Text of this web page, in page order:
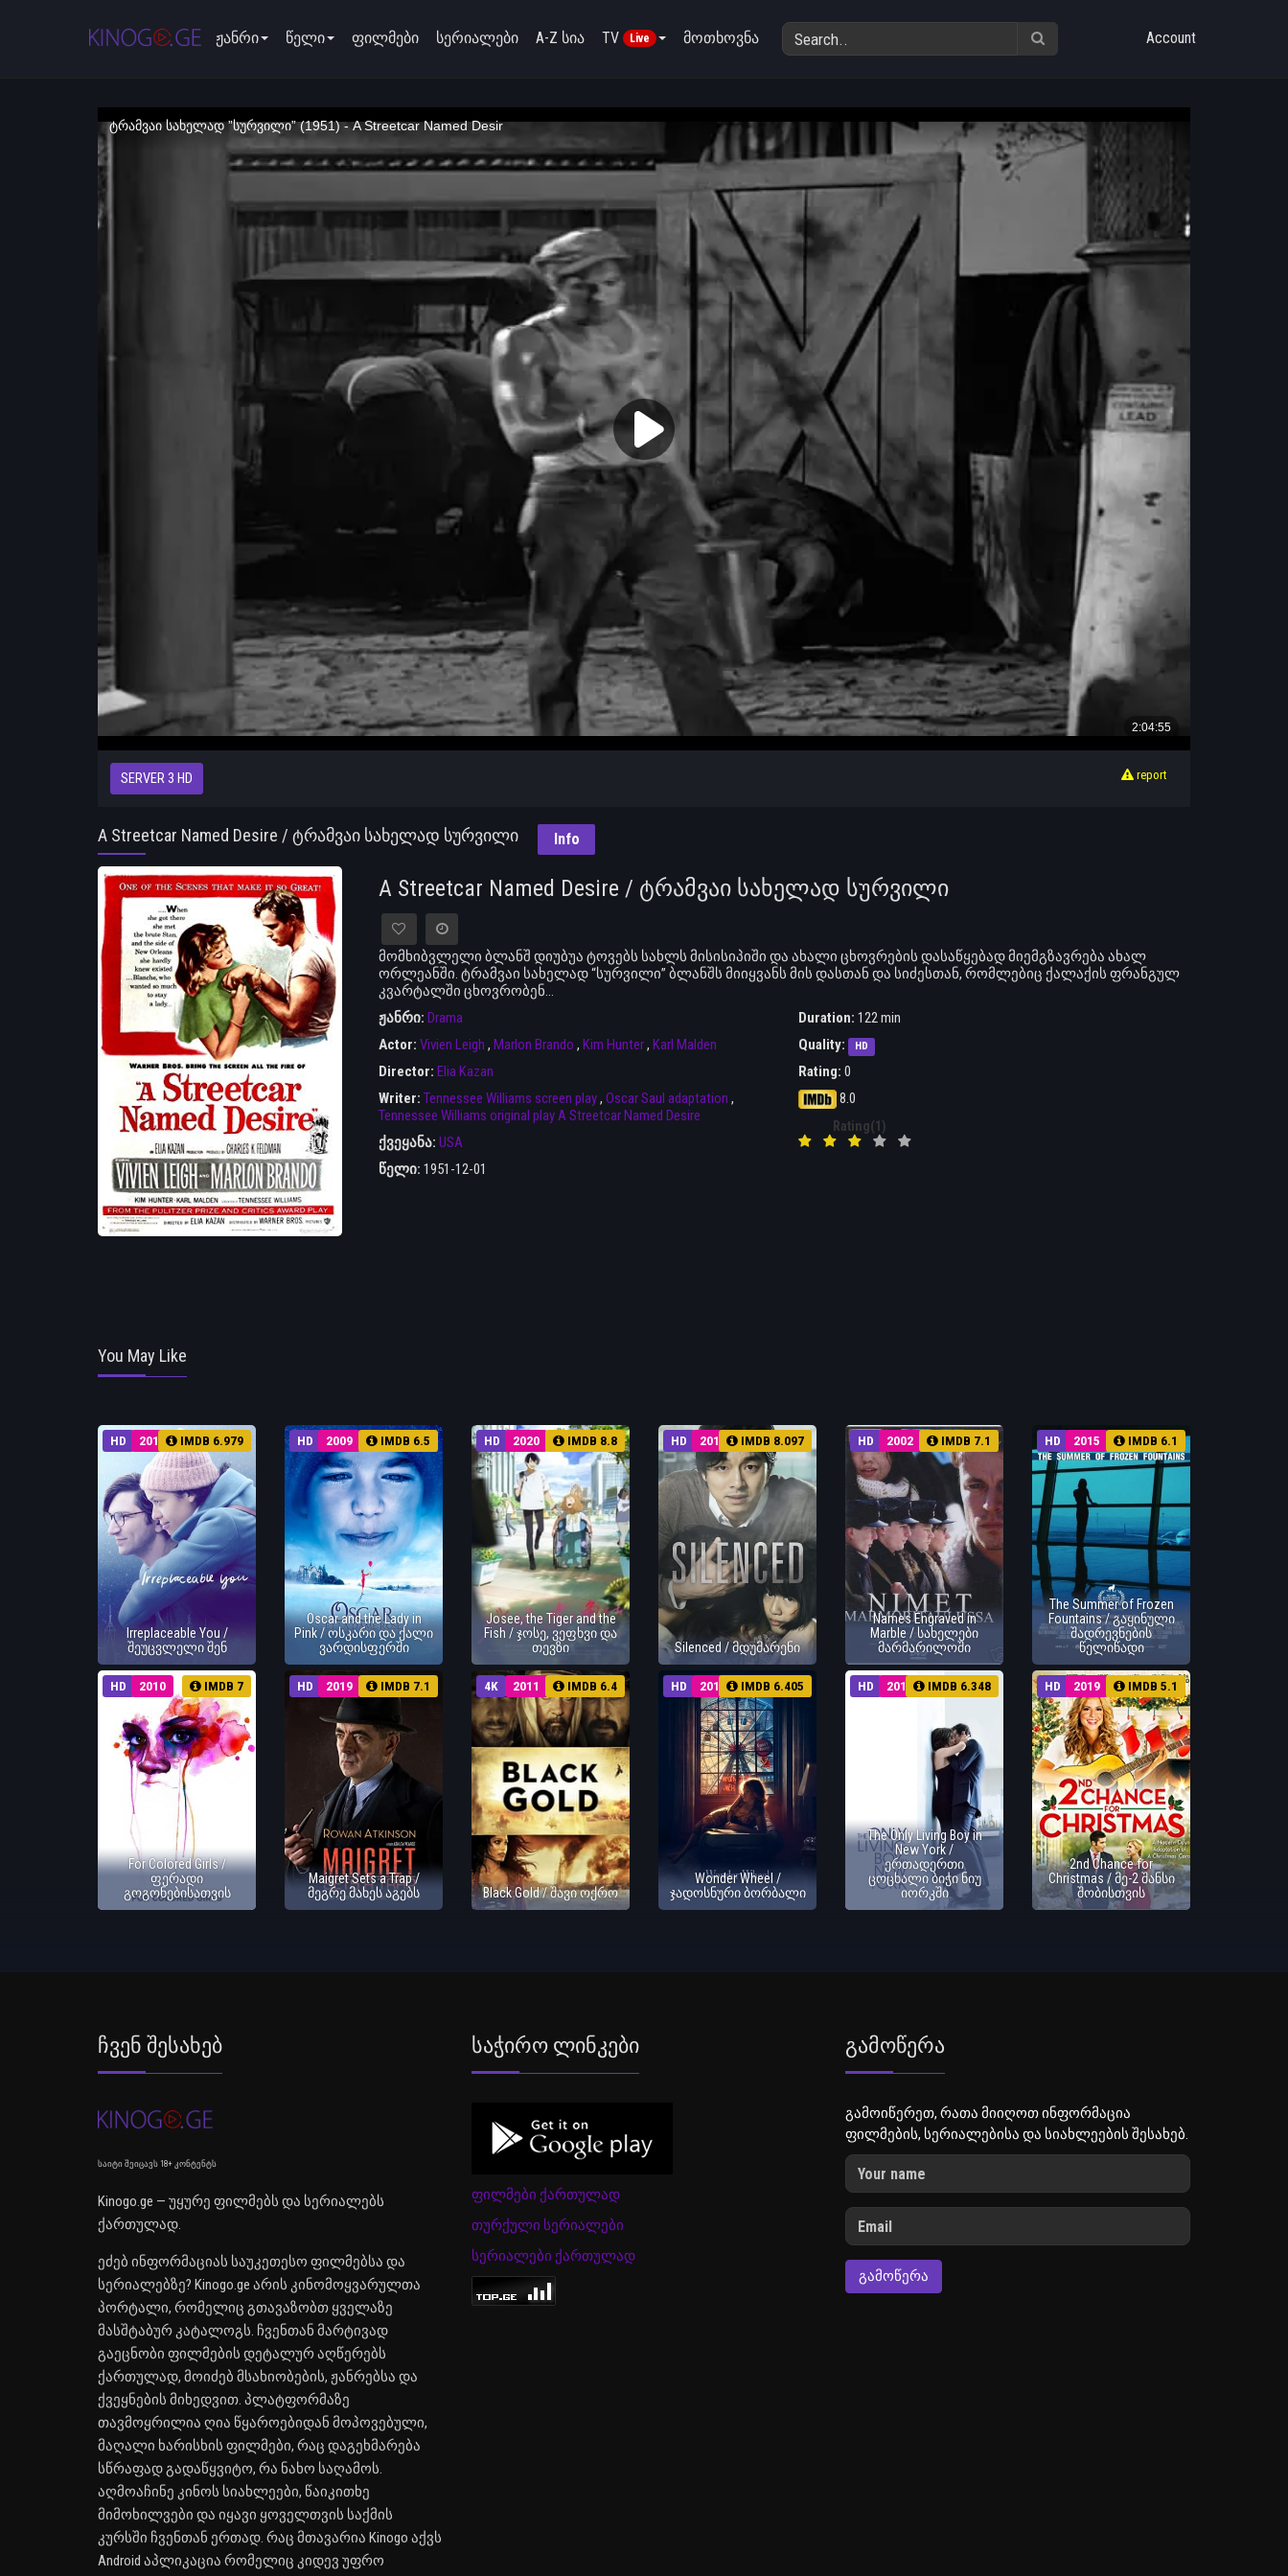
ჟანრი წელი ფილმები სერიალები A-Z სია TV Live მოთხოვნა Account
SERVER 3 HD report
A Streetcar Named Desire / ტრამვაი სახელად სურვილი Info
A Streetcar Named Desire / ტრამვაი სახელად სურვილი
მომხიბვლელი ბლანშ დიუბუა ტოვებს სახლს მისისიპიში და ახალი ცხოვრების დასაწყებად მიემგზავრება ახალ
ორლეანში. ტრამვაი სახელად “სურვილი” ბლანშს მიიყვანს მის დასთან და სიძესთან, რომლებიც ქალაქის ფრანგულ
კვარტალში ცხოვრობენ…
ჟანრი: Drama
Actor: Vivien Leigh , Marlon Brando , Kim Hunter, Karl Malden
Director: Elia Kazan
Writer: Tennessee Williams screen play, Oscar Saul adaptation ,
Tennessee Williams original play A Streetcar Named Desire
ქვეყანა: USA
წელი: 1951-12-01
Duration: 122 min
Quality:
HD
Rating: 0
8.0
Rating(1)
You May Like
HD 2018 IMDB 6.979
Irreplaceable You /
შეუცვლელი შენ
HD 2009 IMDB 6.5
Oscar and the Lady in
Pink / ოსკარი და ქალი
ვარდისფერში
HD 2020 IMDB 8.8
Josee, the Tiger and the
Fish / ჯოსე, ვეფხვი და
თევზი
HD 2011 IMDB 8.097
Silenced / მდუმარენი
HD 2002 IMDB 7.1
Names Engraved in
Marble / სახელები
მარმარილოში
HD 2015 IMDB 6.1
The Summer of Frozen
Fountains / გაყინული
შადრევნების
წელიწადი
HD 2010 IMDB 7
For Colored Girls /
ფერადი
გოგონებისათვის
HD 2019 IMDB 7.1
Maigret Sets a Trap /
მეგრე მახეს აგებს
4K 2011 IMDB 6.4
Black Gold / შავი ოქრო
HD 2017 IMDB 6.405
Wonder Wheel /
ჯადოსნური ბორბალი
HD 2017 IMDB 6.348
The Only Living Boy in
New York /
ერთადერთი
ცოცხალი ბიჭი ნიუ
იორკში
HD 2019 IMDB 5.1
2nd Chance for
Christmas / მე-2 შანსი
შობისთვის
Ჩვენ Შესახებ
საიტი შეიცავს 18+ კონტენტს
Kinogo.ge — უყურე ფილმებს და სერიალებს
ქართულად.
ეძებ ინფორმაციას საუკეთესო ფილმებსა და
სერიალებზე? Kinogo.ge არის კინომოყვარულთა
პორტალი, რომელიც გთავაზობთ ყველაზე
მასშტაბურ კატალოგს. ჩვენთან მარტივად
გაეცნობი ფილმების დეტალურ აღწერებს
ქართულად, მოიძებ მსახიობების, ჟანრებსა და
ქვეყნების მიხედვით. პლატფორმაზე
თავმოყრილია ღია წყაროებიდან მოპოვებული,
მაღალი ხარისხის ფილმები, რაც დაგეხმარება
სწრაფად გადაწყვიტო, რა ნახო საღამოს.
აღმოაჩინე კინოს სიახლეები, წაიკითხე
მიმოხილვები და იყავი ყოველთვის საქმის
კურსში ჩვენთან ერთად. რაც მთავარია Kinogo აქვს
Android აპლიკაცია რომელიც კიდევ უფრო
Საჭირო Ლინკები
ფილმები ქართულად
თურქული სერიალები
სერიალები ქართულად
Გამოწერა
გამოიწერეთ, რათა მიიღოთ ინფორმაცია
ფილმების, სერიალებისა და სიახლეების შესახებ.
ᲒᲐᲛᲝᲬᲔᲠᲐ